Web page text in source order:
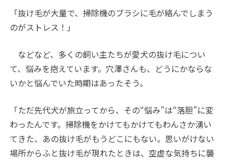
「抜け毛が大量で、掃除機のブラシに毛が絡んでしまう
のがストレス！」
などなど、多くの飼い主たちが愛犬の抜け毛につい
て、悩みを抱えています。穴澤さんも、どうにかならな
いかと悩んでいた時期はあったそう。
「ただ先代犬が旅立ってから、その“悩み”は“落胆”に変
わったんです。掃除機をかけてもかけてもわんさか湧い
てきた、あの抜け毛がもうどこにもない。思いがけない
場所からふと抜け毛が現れたときは、空虚な気持ちに襲